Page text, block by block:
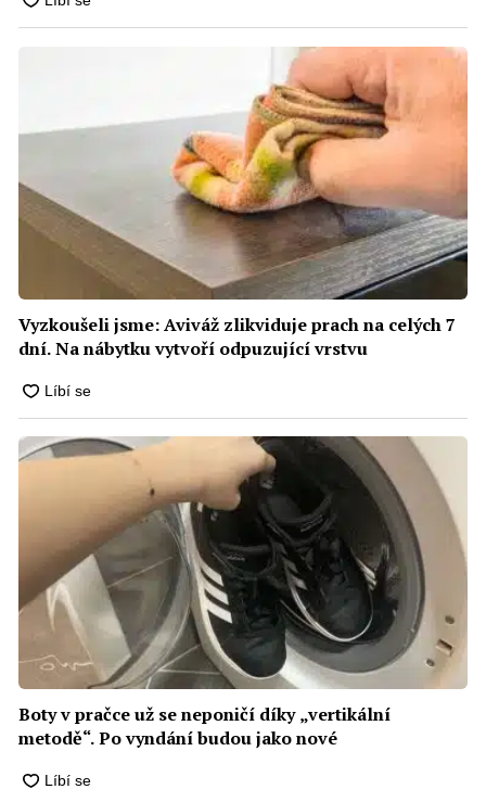
Vyzkoušeli jsme: Aviváž zlikviduje prach na celých 7
dní. Na nábytku vytvoří odpuzující vrstvu
Boty v pračce už se neponičí díky „vertikální
metodě“. Po vyndání budou jako nové